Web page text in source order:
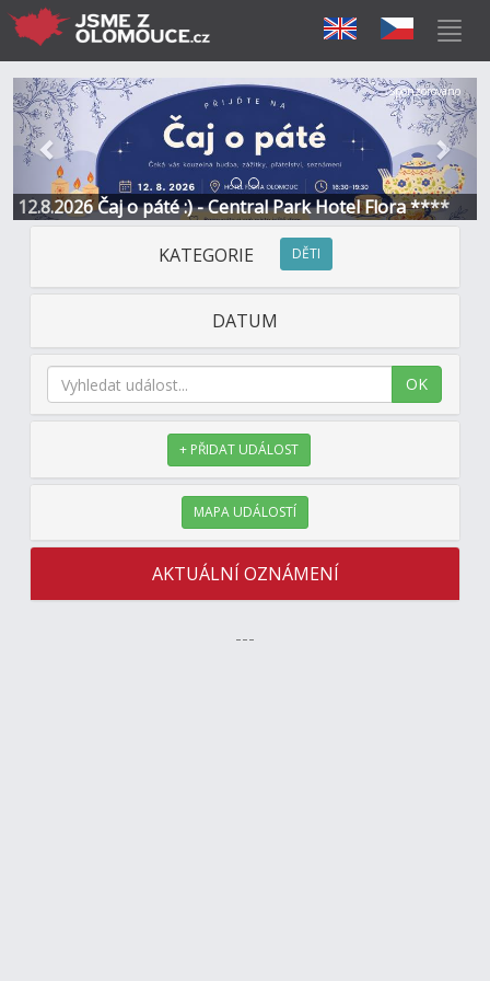
12.8.2026 Čaj o páté :) - Central Park Hotel Flora ****
Předchozí Další
Sponzorováno
KATEGORIE DĚTI
DATUM
OK
+ PŘIDAT UDÁLOST
MAPA UDÁLOSTÍ
AKTUÁLNÍ OZNÁMENÍ
---